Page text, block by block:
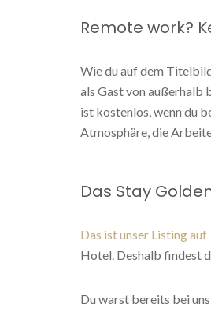
Remote work?
Wie du auf dem
als Gast von außerhalb
ist kostenlos, wenn du
Atmosphäre, die
Das Stay
Das ist unser Listing
Hotel. Deshalb findest
Du warst bereits bei